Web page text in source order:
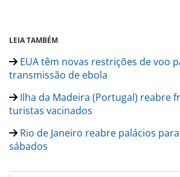
LEIA TAMBÉM
EUA têm novas restrições de voo
transmissão de ebola
Ilha da Madeira (Portugal) reabre
turistas vacinados
Rio de Janeiro reabre palácios
sábados